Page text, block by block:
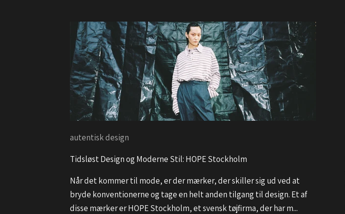
autentisk design
Tidsløst Design og Moderne Stil: HOPE Stockholm
Når det kommer til mode, er der mærker, der skiller sig ud ved at
bryde konventionerne og tage en helt anden tilgang til design. Et af
disse mærker er HOPE Stockholm, et svensk tøjfirma, der har m...